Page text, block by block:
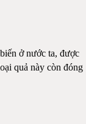
ở nước ta, được
quả này còn đóng